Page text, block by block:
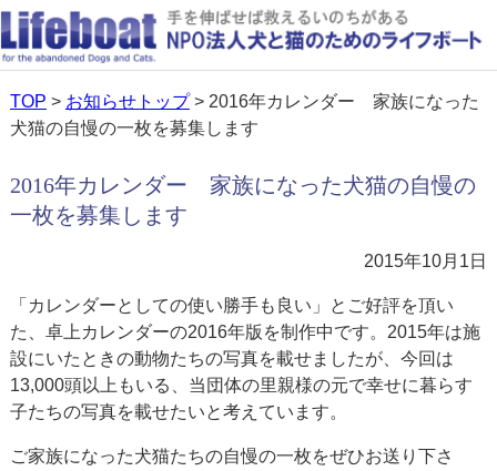
TOP > お知らせトップ> 2016年カレンダー 家族になった
犬猫の自慢の一枚を募集します
2016年カレンダー 家族になった犬猫の自慢の
一枚を募集します
2015年10月1日
「カレンダーとしての使い勝手も良い」とご好評を頂い
た、卓上カレンダーの2016年版を制作中です。2015年は施
設にいたときの動物たちの写真を載せましたが、今回は
13,000頭以上もいる、当団体の里親様の元で幸せに暮らす
子たちの写真を載せたいと考えています。
ご家族になった犬猫たちの自慢の一枚をぜひお送り下さ